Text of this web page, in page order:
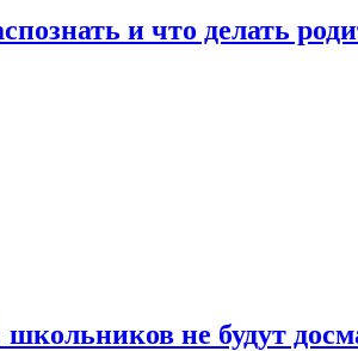
и что делать
не будут